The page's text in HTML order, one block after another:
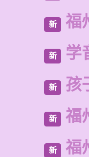
新 福
新 学
新 孩
新 福
新 福